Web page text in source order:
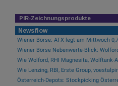
PIR-Zeichnungsprodukte
Newsflow
Wiener Börse: ATX legt am Mittwoch
Wiener Börse Nebenwerte-Blick:
Wie Wolford, RHI Magnesita, Wolftank-
Wie Lenzing, RBI, Erste Group,
Österreich-Depots: Stockpicking